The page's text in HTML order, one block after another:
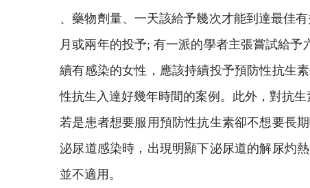
、藥物劑量、一天該給予幾次才能到達最佳
月或兩年的投予; 有一派的學者主張嘗試給
續有感染的女性，應該持續投予預防性抗生
性抗生入達好幾年時間的案例。此外，對抗
若是患者想要服用預防性抗生素卻不想要長
泌尿道感染時，出現明顯下泌尿道的解尿灼
並不適用。